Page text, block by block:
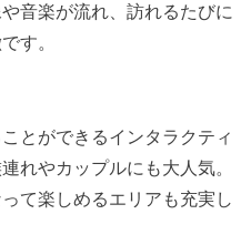
音楽が流れ、訪れるたびに
す。
とができるインタラクティ
れやカップルにも大人気。
て楽しめるエリアも充実し